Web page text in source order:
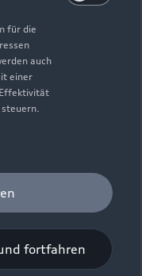
für die
auch
einer
steuern.
fortfahren
Ladeequipment)